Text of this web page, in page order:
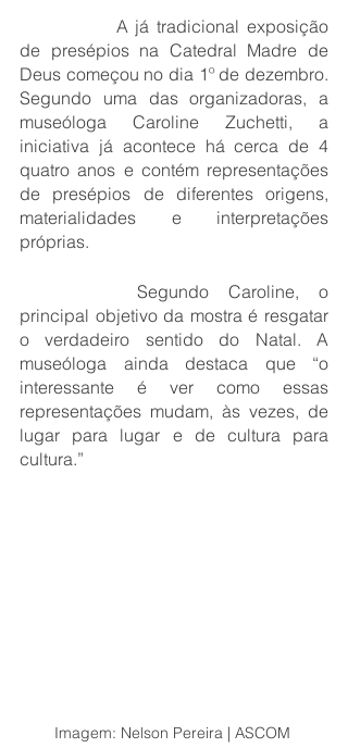
de presépios na Catedral Madre de
Deus começou no dia 1º de dezembro.
Segundo uma das organizadoras, a
museóloga Caroline Zuchetti, a
iniciativa já acontece há cerca de 4
quatro anos e contém representações
de presépios de diferentes origens,
materialidades e interpretações
próprias.
principal objetivo da mostra é resgatar
o verdadeiro sentido do Natal. A
museóloga ainda destaca que “o
interessante é ver como essas
representações mudam, às vezes, de
lugar para lugar e de cultura para
cultura.”
Imagem: Nelson Pereira | ASCOM